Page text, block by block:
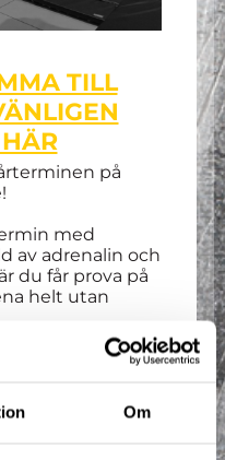
Om
TILL
på
med
av adrenalin och
du får prova på
helt utan
hand om dig och
i den
kamratskap är